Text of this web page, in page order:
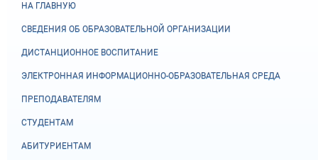
НА ГЛАВНУЮ
СВЕДЕНИЯ ОБ ОБРАЗОВАТЕЛЬНОЙ ОРГАНИЗАЦИИ
ДИСТАНЦИОННОЕ ВОСПИТАНИЕ
ЭЛЕКТРОННАЯ ИНФОРМАЦИОННО-ОБРАЗОВАТЕЛЬНАЯ СРЕДА
ПРЕПОДАВАТЕЛЯМ
СТУДЕНТАМ
АБИТУРИЕНТАМ